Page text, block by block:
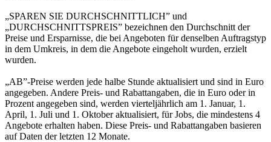
„SPAREN SIE DURCHSCHNITTLICH” und
„DURCHSCHNITTSPREIS” bezeichnen den Durchschnitt der
Preise und Ersparnisse, die bei Angeboten für denselben Auftragstyp
in dem Umkreis, in dem die Angebote eingeholt wurden, erzielt
wurden.
„AB”-Preise werden jede halbe Stunde aktualisiert und sind in Euro
angegeben. Andere Preis- und Rabattangaben, die in Euro oder in
Prozent angegeben sind, werden vierteljährlich am 1. Januar, 1.
April, 1. Juli und 1. Oktober aktualisiert, für Jobs, die mindestens 4
Angebote erhalten haben. Diese Preis- und Rabattangaben basieren
auf Daten der letzten 12 Monate.